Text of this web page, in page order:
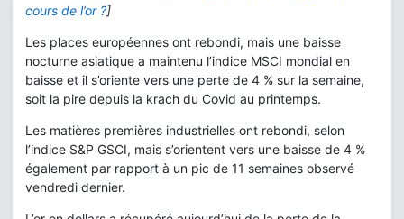
cours de l’or ?]
Les places européennes ont rebondi, mais une baisse
nocturne asiatique a maintenu l’indice MSCI mondial en
baisse et il s’oriente vers une perte de 4 % sur la semaine,
soit la pire depuis la krach du Covid au printemps.
Les matières premières industrielles ont rebondi, selon
l’indice S&P GSCI, mais s’orientent vers une baisse de 4 %
également par rapport à un pic de 11 semaines observé
vendredi dernier.